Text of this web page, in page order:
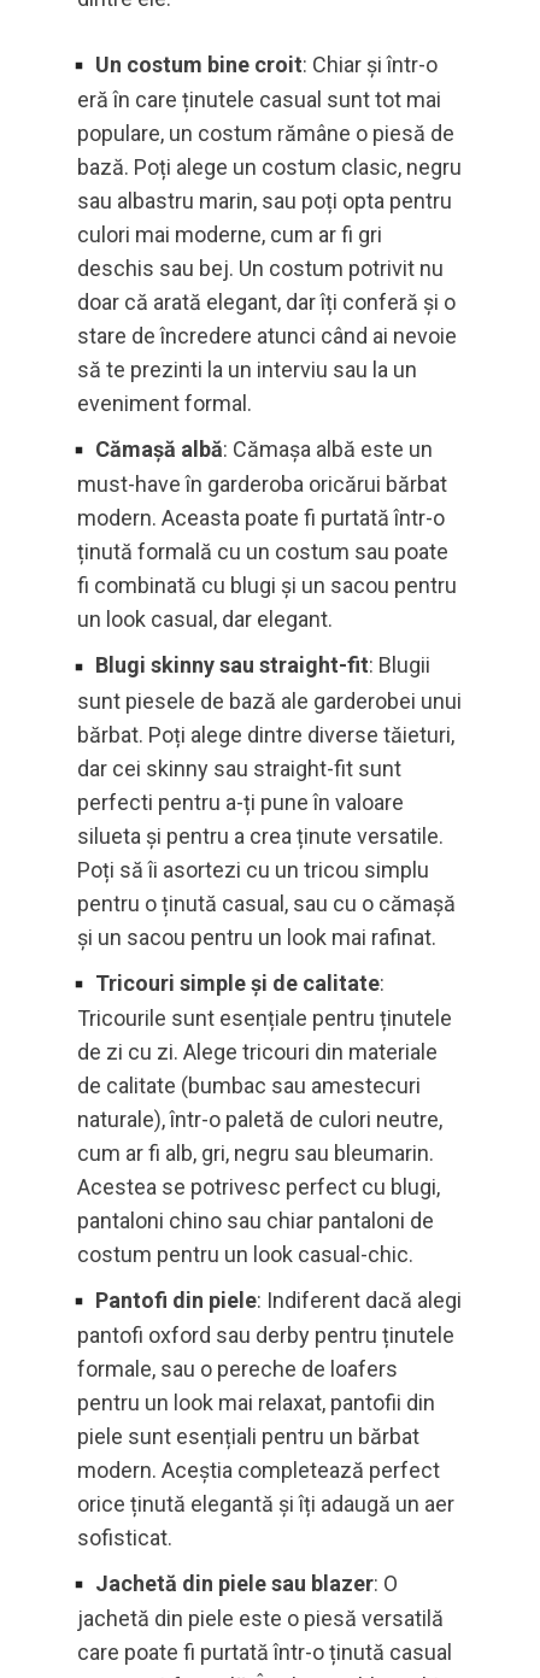
Un costum bine croit: Chiar și într-o
eră în care ținutele casual sunt tot mai
populare, un costum rămâne o piesă de
bază. Poți alege un costum clasic, negru
sau albastru marin, sau poți opta pentru
culori mai moderne, cum ar fi gri
deschis sau bej. Un costum potrivit nu
doar că arată elegant, dar îți conferă și o
stare de încredere atunci când ai nevoie
să te prezinti la un interviu sau la un
eveniment formal.
Cămașă albă: Cămașa albă este un
must-have în garderoba oricărui bărbat
modern. Aceasta poate fi purtată într-o
ținută formală cu un costum sau poate
fi combinată cu blugi și un sacou pentru
un look casual, dar elegant.
Blugi skinny sau straight-fit: Blugii
sunt piesele de bază ale garderobei unui
bărbat. Poți alege dintre diverse tăieturi,
dar cei skinny sau straight-fit sunt
perfecti pentru a-ți pune în valoare
silueta și pentru a crea ținute versatile.
Poți să îi asortezi cu un tricou simplu
pentru o ținută casual, sau cu o cămașă
și un sacou pentru un look mai rafinat.
Tricouri simple și de calitate:
Tricourile sunt esențiale pentru ținutele
de zi cu zi. Alege tricouri din materiale
de calitate (bumbac sau amestecuri
naturale), într-o paletă de culori neutre,
cum ar fi alb, gri, negru sau bleumarin.
Acestea se potrivesc perfect cu blugi,
pantaloni chino sau chiar pantaloni de
costum pentru un look casual-chic.
Pantofi din piele: Indiferent dacă alegi
pantofi oxford sau derby pentru ținutele
formale, sau o pereche de loafers
pentru un look mai relaxat, pantofii din
piele sunt esențiali pentru un bărbat
modern. Aceștia completează perfect
orice ținută elegantă și îți adaugă un aer
sofisticat.
Jachetă din piele sau blazer: O
jachetă din piele este o piesă versatilă
care poate fi purtată într-o ținută casual